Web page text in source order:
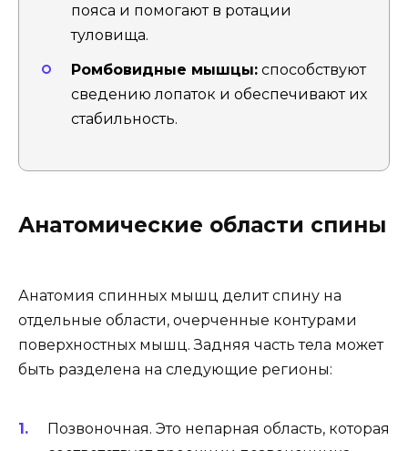
пояса и помогают в ротации
туловища.
Ромбовидные мышцы: способствуют
сведению лопаток и обеспечивают их
стабильность.
Анатомические области спины
Анатомия спинных мышц делит спину на
отдельные области, очерченные контурами
поверхностных мышц. Задняя часть тела может
быть разделена на следующие регионы:
Позвоночная. Это непарная область, которая